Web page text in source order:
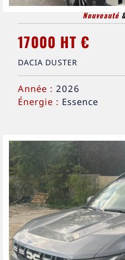
Nouveauté
17000 HT €
DACIA DUSTER
Année : 2026
Énergie : Essence